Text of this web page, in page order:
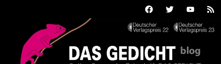
FacebookTwitterYoutube